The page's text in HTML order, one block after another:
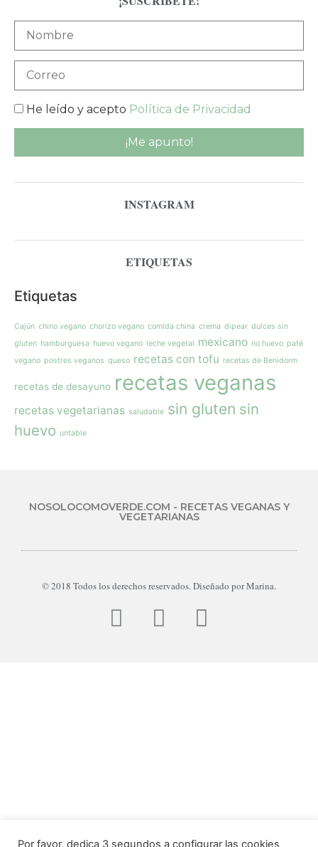
He leído y acepto Política de Privacidad
INSTAGRAM
ETIQUETAS
Etiquetas
Cajún chino vegano chorizo vegano comida china crema dipear dulces sin
gluten hamburguesa huevo vegano leche vegetal mexicano no huevo paté
vegano postres veganos queso recetas con tofu recetas de Benidorm
recetas de desayuno recetas veganas
recetas vegetarianas saludable sin gluten sin
huevo untable
NOSOLOCOMOVERDE.COM - RECETAS VEGANAS Y
VEGETARIANAS
© 2018 Todos los derechos reservados. Diseñado por Marina.
Por favor, dedica 3 segundos a configurar las cookies